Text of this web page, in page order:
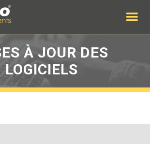
À JOUR DES
LOGICIELS